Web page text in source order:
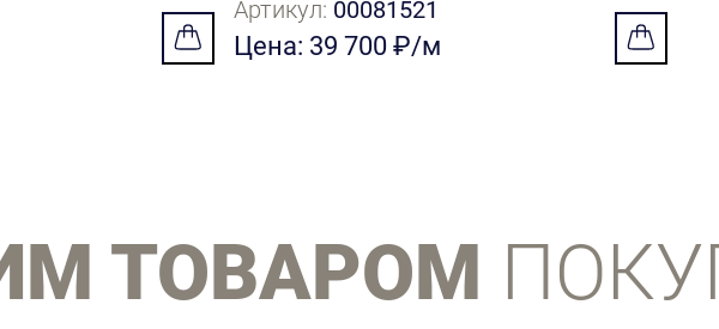
Артикул: 00081521
Цена: 39 700 ₽/м
ТОВАРОМ